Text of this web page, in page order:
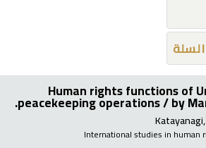
Human rights functions of
peacekeeping operations /by
International studies in human